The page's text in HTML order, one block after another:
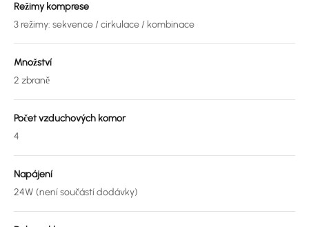
Režimy komprese
3 režimy: sekvence / cirkulace / kombinace
Množství
2 zbraně
Počet vzduchových komor
4
Napájení
24W (není součástí dodávky)